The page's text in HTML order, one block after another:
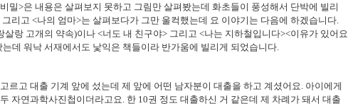
밀>은 내용은 살펴보지 못하고 그림만 살펴봤는데 화초들이 풍성해서 단박에 빌리
리고 <나의 엄마>는 살펴보다가 그만 울컥했는데 요 이야기는 다음에 하겠습니다.
살랑 고개의 약속)이나 <너도 내 친구야> 그리고 <나는 지하철입니다><이유가 있어요
는데 워낙 서재에서도 낯익은 책들이라 반가움에 빌리게 되었습니다.
르고 대출 기계 앞에 섰는데 제 앞에 어떤 남자분이 대출을 하고 계셨어요. 아이에게
자연과학사진첩이더라고요. 한 10권 정도 대출하신 거 같은데 제 차례가 돼서 대출